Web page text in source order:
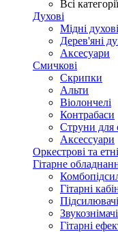
Всі
Духові
Мідні духові
Дерев'яні
Аксесуари
Смичкові
Скрипки
Альти
Віолончелі
Контрабаси
Струни для
Аксеcсуари
Оркестрові та
Гітарне
Гітарні
Звукознімачі
Гітарні